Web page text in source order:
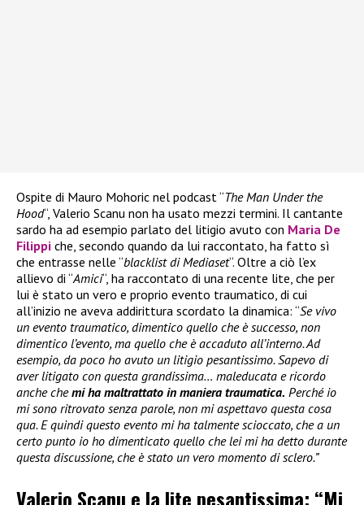
Ospite di Mauro Mohoric nel podcast “The Man Under the
Hood“, Valerio Scanu non ha usato mezzi termini. Il cantante
sardo ha ad esempio parlato del litigio avuto con Maria De
Filippi che, secondo quando da lui raccontato, ha fatto sì
che entrasse nelle “blacklist di Mediaset“. Oltre a ciò l’ex
allievo di “Amici“, ha raccontato di una recente lite, che per
lui è stato un vero e proprio evento traumatico, di cui
all’inizio ne aveva addirittura scordato la dinamica: “Se vivo
un evento traumatico, dimentico quello che è successo, non
dimentico l’evento, ma quello che è accaduto all’interno. Ad
esempio, da poco ho avuto un litigio pesantissimo. Sapevo di
aver litigato con questa grandissima… maleducata e ricordo
anche chemi ha maltrattato in maniera traumatica. Perché io
mi sono ritrovato senza parole, non mi aspettavo questa cosa
qua. E quindi questo evento mi ha talmente scioccato, che a un
certo punto io ho dimenticato quello che lei mi ha detto durante
questa discussione, che è stato un vero momento di sclero.”
Valerio Scanu e la lite pesantissima: “Mi